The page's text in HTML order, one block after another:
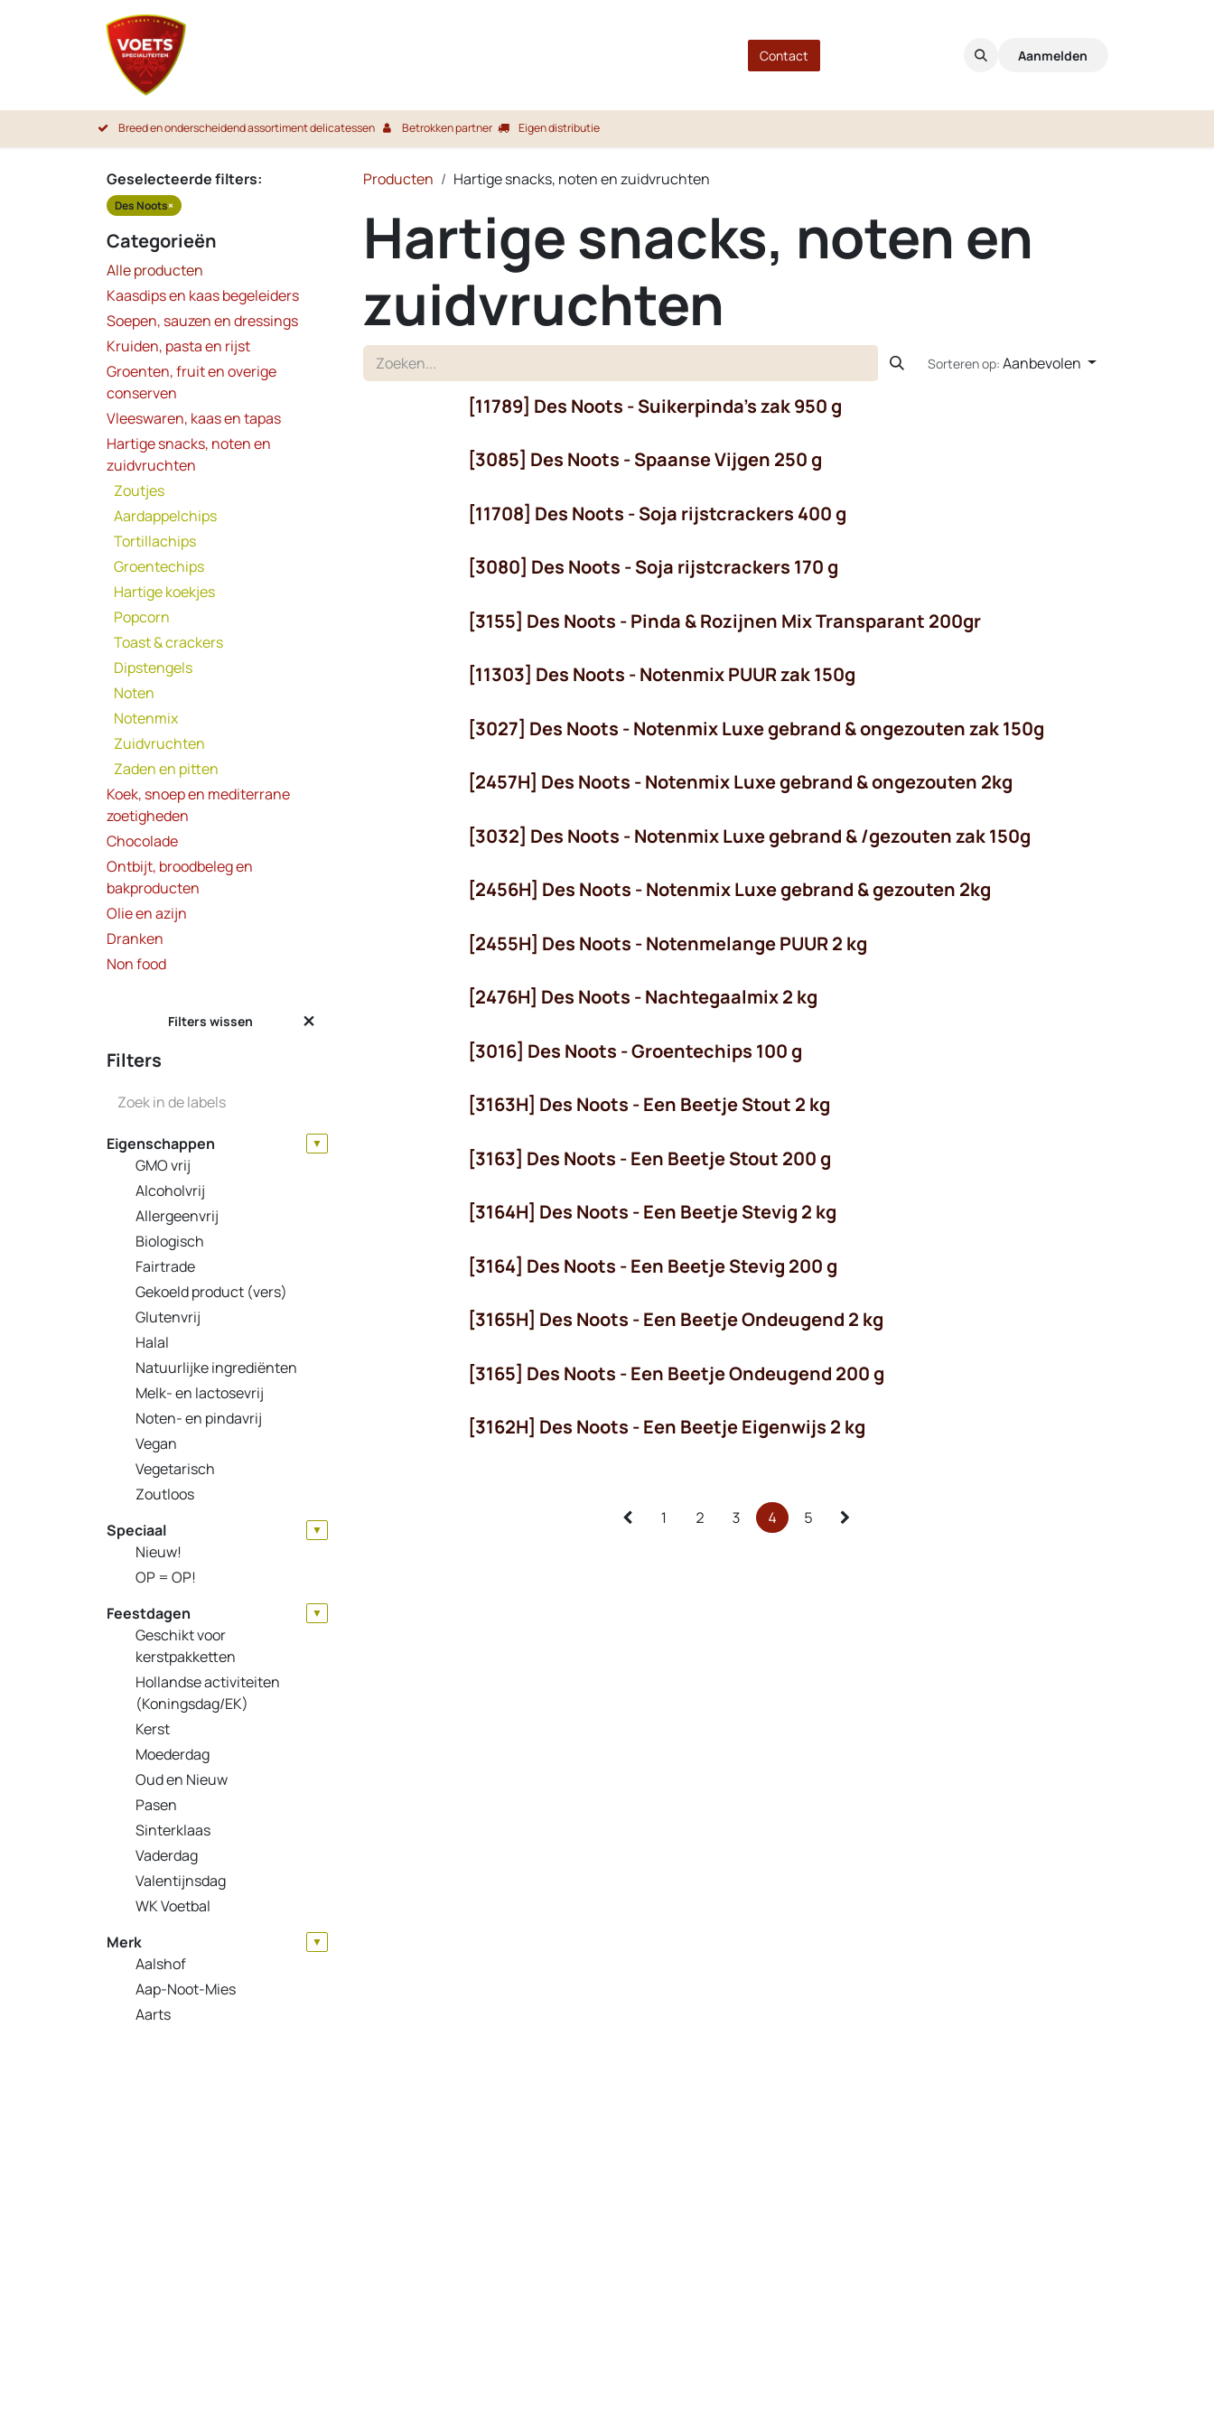
Overslaan naar inhoud
Contact Aanmelden
Breed en onderscheidend assortiment delicatessen Betrokken partner Eigen distributie
Geselecteerde filters:
Des Noots×
Categorieën
Alle producten
Kaasdips en kaas begeleiders
Soepen, sauzen en dressings
Kruiden, pasta en rijst
Groenten, fruit en overige
conserven
Vleeswaren, kaas en tapas
Hartige snacks, noten en
zuidvruchten
Zoutjes
Aardappelchips
Tortillachips
Groentechips
Hartige koekjes
Popcorn
Toast & crackers
Dipstengels
Noten
Notenmix
Zuidvruchten
Zaden en pitten
Koek, snoep en mediterrane
zoetigheden
Chocolade
Ontbijt, broodbeleg en
bakproducten
Olie en azijn
Dranken
Non food
Filters wissen
Filters
Eigenschappen ▼
GMO vrij
Alcoholvrij
Allergeenvrij
Biologisch
Fairtrade
Gekoeld product (vers)
Glutenvrij
Halal
Natuurlijke ingrediënten
Melk- en lactosevrij
Noten- en pindavrij
Vegan
Vegetarisch
Zoutloos
Speciaal
▼
Nieuw!
OP = OP!
Feestdagen
▼
Geschikt voor
kerstpakketten
Hollandse activiteiten
(Koningsdag/EK)
Kerst
Moederdag
Oud en Nieuw
Pasen
Sinterklaas
Vaderdag
Valentijnsdag
WK Voetbal
Merk
▼
Aalshof
Aap-Noot-Mies
Aarts
Producten Hartige snacks, noten en zuidvruchten
Hartige snacks, noten en
zuidvruchten
Sorteren op: Aanbevolen
[11789] Des Noots - Suikerpinda's zak 950 g
[3085] Des Noots - Spaanse Vijgen 250 g
[11708] Des Noots - Soja rijstcrackers 400 g
[3080] Des Noots - Soja rijstcrackers 170 g
[3155] Des Noots - Pinda & Rozijnen Mix Transparant 200gr
[11303] Des Noots - Notenmix PUUR zak 150g
[3027] Des Noots - Notenmix Luxe gebrand & ongezouten zak 150g
[2457H] Des Noots - Notenmix Luxe gebrand & ongezouten 2kg
[3032] Des Noots - Notenmix Luxe gebrand & /gezouten zak 150g
[2456H] Des Noots - Notenmix Luxe gebrand & gezouten 2kg
[2455H] Des Noots - Notenmelange PUUR 2 kg
[2476H] Des Noots - Nachtegaalmix 2 kg
[3016] Des Noots - Groentechips 100 g
[3163H] Des Noots - Een Beetje Stout 2 kg
[3163] Des Noots - Een Beetje Stout 200 g
[3164H] Des Noots - Een Beetje Stevig 2 kg
[3164] Des Noots - Een Beetje Stevig 200 g
[3165H] Des Noots - Een Beetje Ondeugend 2 kg
[3165] Des Noots - Een Beetje Ondeugend 200 g
[3162H] Des Noots - Een Beetje Eigenwijs 2 kg
1 2 3 4 5